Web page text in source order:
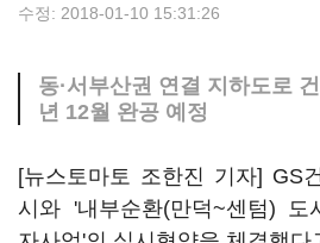
수정: 2018-01-10 15:31:26
동·서부산권 연결 지하도로
년 12월 완공 예정
[뉴스토마토 조한진 기자] GS
시와 '내부순환(만덕~센텀) 도